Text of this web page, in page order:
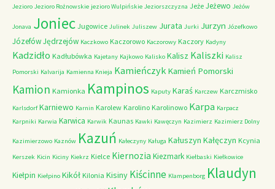
Jezioro Jezioro Rożnowskie jezioro Wulpińskie Jeziorszczyzna Jeże Jeżewo Jeżów
Jonava Joniec Jugowice Julinek Juliszew Jurata Jurki Jurzyn Józefkowo
JózefówJędrzejów Kaczkowo Kaczorowo Kaczorowy Kaczory Kadyny
Kadzidło Kadłubówka Kajetany Kajkowo Kalisko Kalisz Kaliszki Kalisz
Pomorski Kalvarija Kamienna Knieja Kamieńczyk Kamień Pomorski
Kamion Kamionka Kampinos Kaputy Karaś Karczew Karczmisko
Karlsdorf Karniewo Karnin Karolew Karolino Karolinowo Karpa Karpacz
Karpniki Karwia Karwica Karwik Kaunas Kawki Kawęczyn Kazimierz Kazimierz Dolny
Kazimierzowo Kaznów Kazuń Kałeczyny Kaługa Kałuszyn Kałęczyn Kcynia
Kerszek Kicin Kiciny Kiekrz Kielce Kiernozia Kiezmark Kiełbaski Kiełkowice
Kiełpin Kiełpino Kikół Kilonia Kisiny Kiścinne Klampenborg Klaudyn